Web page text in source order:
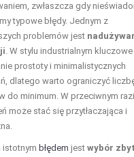
zwłaszcza gdy
typowe błędy. Jednym z
problemów jest
. W stylu industrialnym
prostoty i minimalistycznych
dlatego warto ograniczyć
do minimum. W przeciwnym
może stać się przytłaczająca i
istotnym błędem jest wybór zbyt